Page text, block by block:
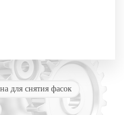
для снятия фасок